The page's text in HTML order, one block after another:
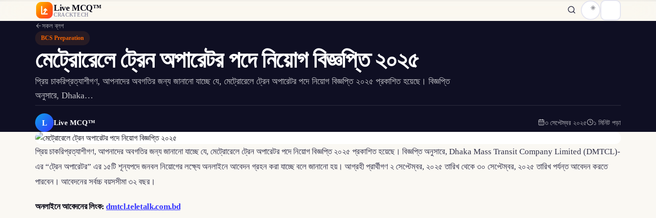
Live MCQ™
CRACKTECH
সকল ব্লগ
BCS Preparation
মেট্রোরেলে ট্রেন অপারেটর পদে নিয়োগ বিজ্ঞপ্তি ২০২৫
প্রিয় চাকরিপ্রত্যাশীগণ, আপনাদের অবগতির জন্য জানানো যাচ্ছে যে, মেট্রোরেলে ট্রেন অপারেটর পদে নিয়োগ বিজ্ঞপ্তি ২০২৫ প্রকাশিত হয়েছে। বিজ্ঞপ্তি
অনুসারে, Dhaka…
L Live MCQ™ ৩ সেপ্টেম্বর ২০২৫ ১ মিনিট পড়া
প্রিয় চাকরিপ্রত্যাশীগণ, আপনাদের অবগতির জন্য জানানো যাচ্ছে যে, মেট্রোরেলে ট্রেন অপারেটর পদে নিয়োগ বিজ্ঞপ্তি ২০২৫ প্রকাশিত হয়েছে। বিজ্ঞপ্তি অনুসারে, Dhaka Mass Transit Company Limited (DMTCL)-
এর “ট্রেন অপারেটর” এর ১৫টি শূন্যপদে জনবল নিয়োগের লক্ষ্যে অনলাইনে আবেদন গ্রহন করা যাচ্ছে বলে জানানো হয়। আগ্রহী প্রার্থীগণ ২ সেপ্টেম্বর, ২০২৫ তারিখ থেকে ৩০ সেপ্টেম্বর, ২০২৫ তারিখ পর্যন্ত আবেদন করতে
পারবেন। আবেদনের সর্বচ্চ বয়সসীমা ৩২ বছর।
অনলাইনে আবেদনের লিংক: dmtcl.teletalk.com.bd